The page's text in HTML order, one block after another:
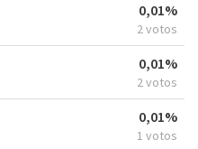
0,01%
2 votos
0,01%
2 votos
0,01%
1 votos